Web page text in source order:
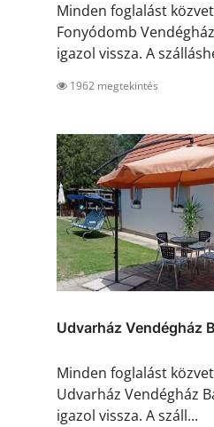
Minden foglalást
Fonyódomb
igazol vissza. A
1962 megtekintés
Udvarház Vendégház
Minden foglalást
Udvarház Vendégház
igazol vissza. A száll...